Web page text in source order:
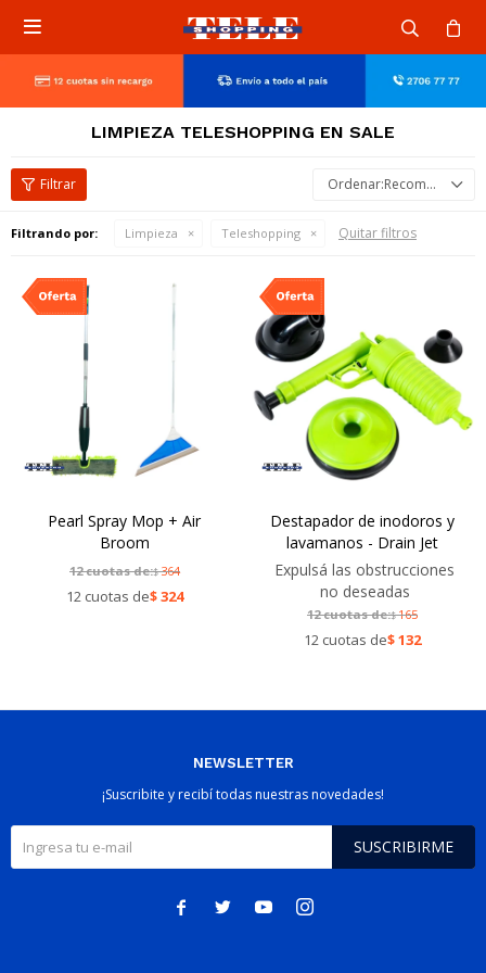

LIMPIEZA TELESHOPPING EN SALE
Recomendados
Filtrando por: Limpieza Teleshopping Quitar filtros
Pearl Spray Mop + Air
Broom
12 cuotas de:$364
12 cuotas de$324
Destapador de inodoros y
lavamanos - Drain Jet
Expulsá las obstrucciones
no deseadas
12 cuotas de:$165
12 cuotas de$132
NEWSLETTER
¡Suscribite y recibí todas nuestras novedades!
SUSCRIBIRME
   